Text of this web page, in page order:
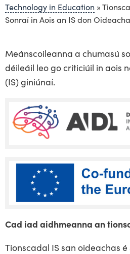
Technology in Education »
Sonraí in Aois an IS don
Meánscoileanna a chumasú
déileáil leo go criticiúil in aois
(IS) giniúnaí.
Cad iad aidhmeanna an
Tionscadal IS san oideachas